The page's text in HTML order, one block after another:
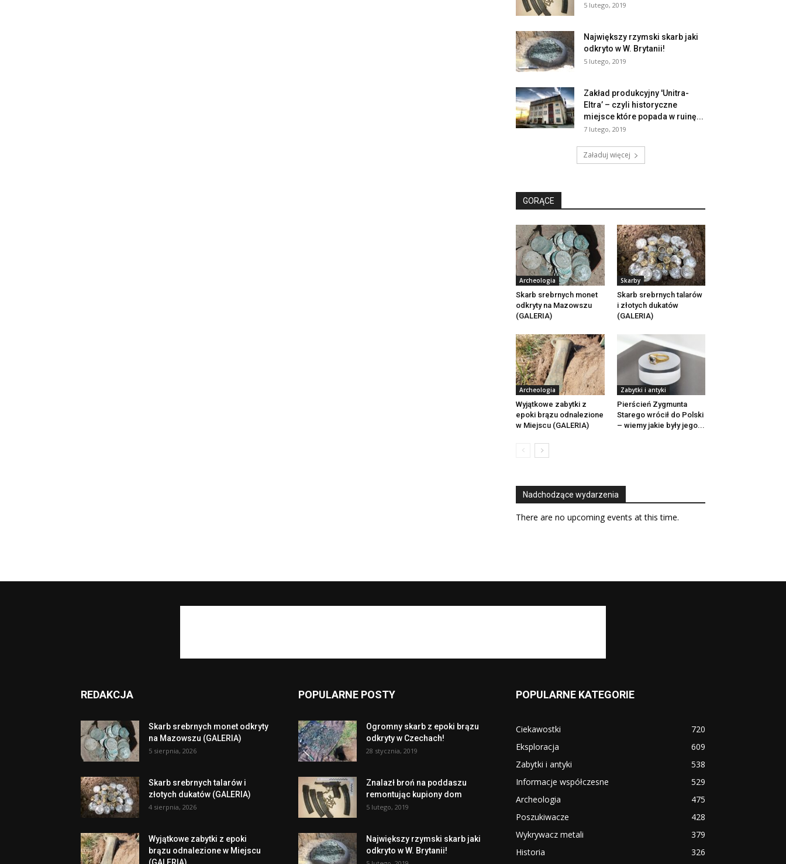
5 lutego, 2019
Największy rzymski skarb jaki
odkryto w W. Brytanii!
5 lutego, 2019
Zakład produkcyjny 'Unitra-
Eltra’ – czyli historyczne
miejsce które popada w ruinę...
7 lutego, 2019
Załaduj więcej
GORĄCE
Archeologia
Skarb srebrnych monet
odkryty na Mazowszu
(GALERIA)
Skarby
Skarb srebrnych talarów
i złotych dukatów
(GALERIA)
Archeologia
Wyjątkowe zabytki z
epoki brązu odnalezione
w Miejscu (GALERIA)
Zabytki i antyki
Pierścień Zygmunta
Starego wrócił do Polski
– wiemy jakie były jego...
Nadchodzące wydarzenia
There are no upcoming events at this time.
REDAKCJA
Skarb srebrnych monet odkryty
na Mazowszu (GALERIA)
5 sierpnia, 2026
Skarb srebrnych talarów i
złotych dukatów (GALERIA)
4 sierpnia, 2026
Wyjątkowe zabytki z epoki
brązu odnalezione w Miejscu
POPULARNE POSTY
Ogromny skarb z epoki brązu
odkryty w Czechach!
28 stycznia, 2019
Znalazł broń na poddaszu
remontując kupiony dom
5 lutego, 2019
Największy rzymski skarb jaki
odkryto w W. Brytanii!
POPULARNE KATEGORIE
Ciekawostki
720
Eksploracja
609
Zabytki i antyki
538
Informacje współczesne
529
Archeologia
475
Poszukiwacze
428
Wykrywacz metali
379
Historia
326